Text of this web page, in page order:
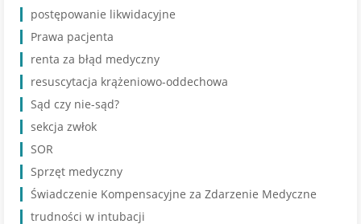
postępowanie likwidacyjne
Prawa pacjenta
renta za błąd medyczny
resuscytacja krążeniowo-oddechowa
Sąd czy nie-sąd?
sekcja zwłok
SOR
Sprzęt medyczny
Świadczenie Kompensacyjne za Zdarzenie Medyczne
trudności w intubacji